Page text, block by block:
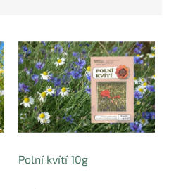
Polní kvítí 10g